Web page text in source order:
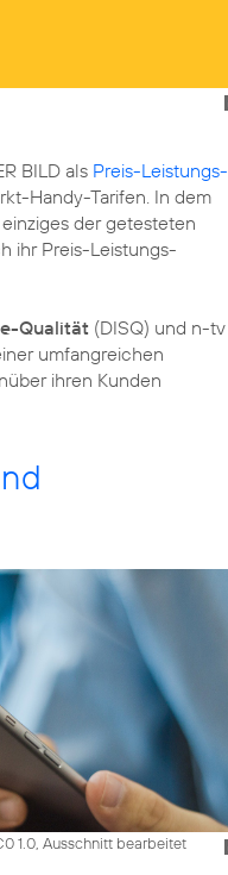
BILD als Preis-Leistungs-
Handy-Tarifen. In dem
der getesteten
ihr Preis-Leistungs-
Qualität (DISQ) und n-tv
umfangreichen
ihren Kunden
1.0, Ausschnitt bearbeitet